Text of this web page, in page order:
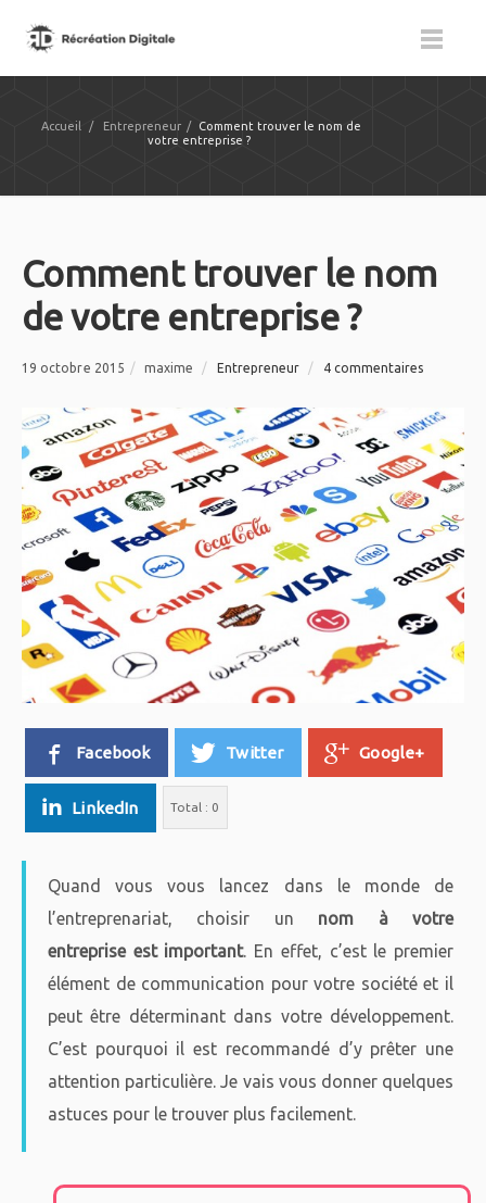
Accueil / Entrepreneur /
Comment trouver le nom de
votre entreprise ?
Comment trouver le nom
de votre entreprise ?
19 octobre 2015 / maxime / Entrepreneur / 4 commentaires
Facebook Twitter Google+
LinkedIn Total : 0
Quand vous vous lancez dans le monde de
l’entreprenariat, choisir un nom à votre
entreprise est important. En effet, c’est le premier
élément de communication pour votre société et il
peut être déterminant dans votre développement.
C’est pourquoi il est recommandé d’y prêter une
attention particulière. Je vais vous donner quelques
astuces pour le trouver plus facilement.